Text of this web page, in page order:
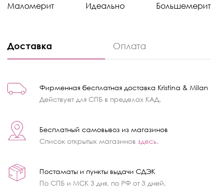
Маломерит Идеально Большемерит
Доставка Оплата
Фирменная бесплатная доставка Kristina & Milan
Действует для СПБ в пределах КАД.
Бесплатный самовывоз из магазинов
Список открытых магазинов здесь.
Постаматы и пункты выдачи СДЭК
По СПБ и МСК 3 дня, по РФ от 3 дней.